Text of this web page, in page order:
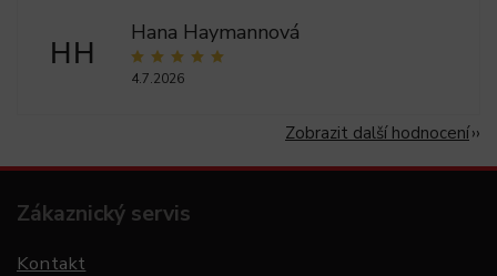
HH
Hana Haymannová
4.7.2026
Zobrazit další hodnocení
Zákaznický servis
Kontakt